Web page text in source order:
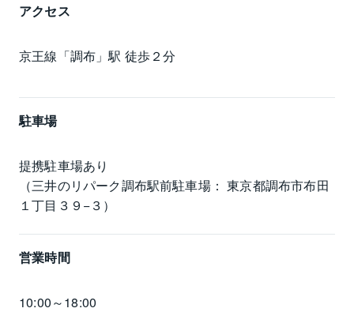
アクセス
京王線「調布」駅 徒歩２分
駐車場
提携駐車場あり
（三井のリパーク調布駅前駐車場： 東京都調布市布田
１丁目３９−３）
営業時間
10:00～18:00